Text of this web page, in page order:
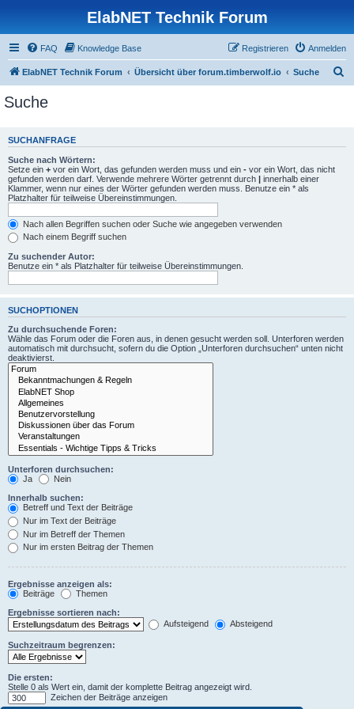
ElabNET Technik Forum
FAQ Knowledge Base Anmelden
Registrieren
ElabNET Technik Forum Übersicht über forum.timberwolf.io Suche
e
Suche
SUCHANFRAGE
Suche nach Wörtern:
Setze ein + vor ein Wort, das gefunden werden muss und ein - vor ein Wort, das nicht
gefunden werden darf. Verwende mehrere Wörter getrennt durch | innerhalb einer
Klammer, wenn nur eines der Wörter gefunden werden muss. Benutze ein * als
Platzhalter für teilweise Übereinstimmungen.
Nach allen Begriffen suchen oder Suche wie angegeben verwenden
Nach einem Begriff suchen
Zu suchender Autor:
Benutze ein * als Platzhalter für teilweise Übereinstimmungen.
SUCHOPTIONEN
Zu durchsuchende Foren:
Wähle das Forum oder die Foren aus, in denen gesucht werden soll. Unterforen werden
automatisch mit durchsucht, sofern du die Option „Unterforen durchsuchen“ unten nicht
deaktivierst.
Unterforen durchsuchen:
Ja
Nein
Innerhalb suchen:
Betreff und Text der Beiträge
Nur im Text der Beiträge
Nur im Betreff der Themen
Nur im ersten Beitrag der Themen
Ergebnisse anzeigen als:
Beiträge
Themen
Ergebnisse sortieren nach:
Aufsteigend
Absteigend
Suchzeitraum begrenzen:
Die ersten:
Stelle 0 als Wert ein, damit der komplette Beitrag angezeigt wird.
Zeichen der Beiträge anzeigen